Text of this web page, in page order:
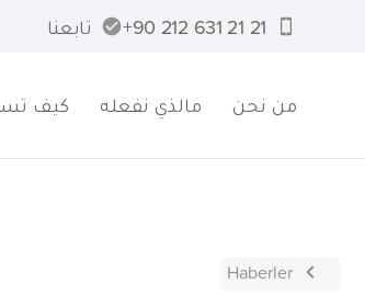
21 21 631 212 90+ تابعنا
من نحن مالذي نفعله كيف
Haberler